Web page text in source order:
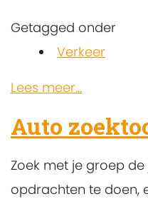
Getagged onder
Verkeer
Lees meer...
Auto
Zoek met je groep
opdrachten te doen,